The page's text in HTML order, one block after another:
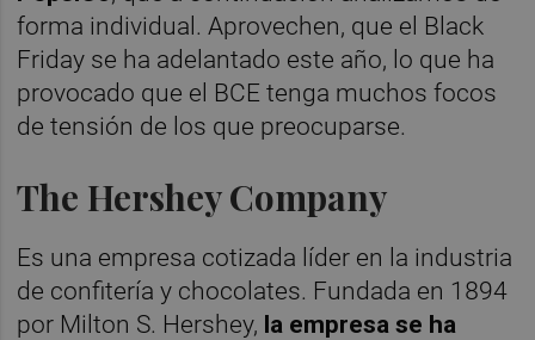
forma individual. Aprovechen, que el Black
Friday se ha adelantado este año, lo que ha
provocado que el BCE tenga muchos focos
de tensión de los que preocuparse.
The Hershey Company
Es una empresa cotizada líder en la industria
de confitería y chocolates. Fundada en 1894
por Milton S. Hershey, la empresa se ha